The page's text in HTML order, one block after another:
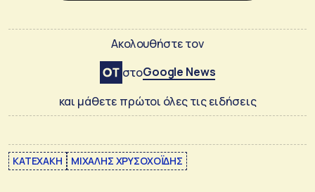
Ακολουθήστε τον
στοGoogle News
και μάθετε πρώτοι όλες τις ειδήσεις
KΑΤΕΧΑΚΗ ΜΙΧΑΛΗΣ ΧΡΥΣΟΧΟΪΔΗΣ